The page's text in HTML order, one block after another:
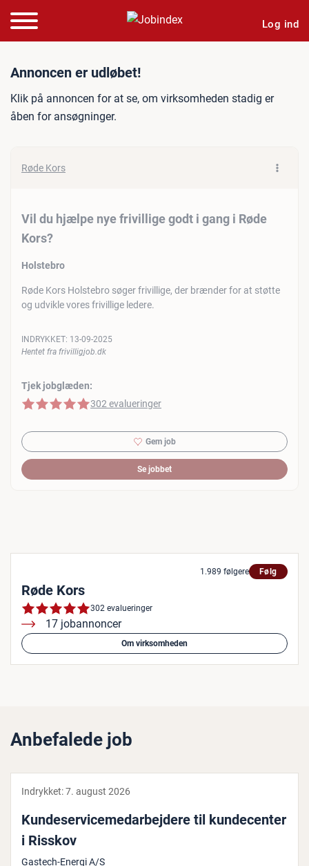
Log ind
Jobannonce: Vil du
Annoncen er udløbet!
Klik på annoncen for at se, om virksomheden stadig er
åben for ansøgninger.
Røde Kors
Vil du hjælpe nye frivillige godt i gang i Røde
Kors?
Holstebro
Røde Kors Holstebro søger frivillige, der brænder for at støtte
og udvikle vores frivillige ledere.
Tjek jobglæden:
5 af 5 stjerner
302 evalueringer
INDRYKKET: 13-09-2025
Hentet fra frivilligjob.dk
Gem job
Se jobbet
1.989 følgere Følg
Røde Kors
302 evalueringer
17 jobannoncer
Om virksomheden
Anbefalede job
Indrykket:7. august 2026
Kun­de­ser­vi­ce­me­d­ar­bej­de­re til kun­de­cen­ter
i Risskov
Gastech-Energi A/S